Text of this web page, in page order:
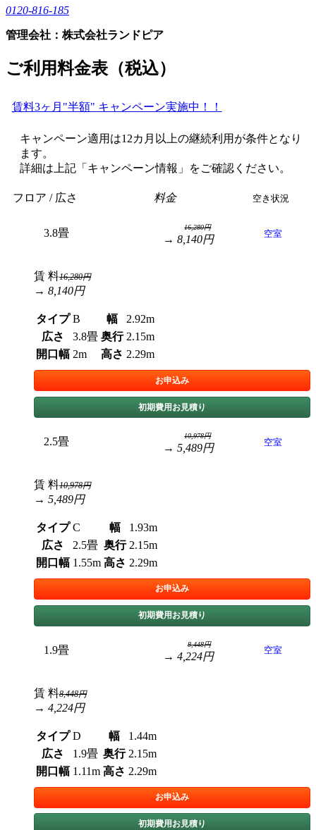
0120-816-185
管理会社：株式会社ランドピア
ご利用料金表（税込）
賃料3ヶ月"半額" キャンペーン実施中！！
キャンペーン適用は12カ月以上の継続利用が条件となり
ます。
詳細は上記「キャンペーン情報」をご確認ください。
フロア / 広さ 料金 空き状況
3.8畳 16,280円
→ 8,140円 空室
賃 料16,280円
→ 8,140円
タイプ B 幅
2.92m
広さ
3.8畳 奥行 2.15m
開口幅 2m 高さ 2.29m
お申込み
初期費用お見積り
2.5畳 10,978円
→ 5,489円 空室
賃 料10,978円
→ 5,489円
タイプ C 幅
1.93m
広さ
2.5畳 奥行 2.15m
開口幅 1.55m 高さ 2.29m
お申込み
初期費用お見積り
1.9畳 8,448円
→ 4,224円 空室
賃 料8,448円
→ 4,224円
タイプ D 幅
1.44m
広さ
1.9畳 奥行 2.15m
開口幅 1.11m 高さ 2.29m
お申込み
初期費用お見積り